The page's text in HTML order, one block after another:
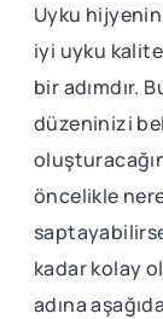
Uyku
iyi uyku
bir adımdır.
düzeninizi
öncelikle
kadar kolay
adına